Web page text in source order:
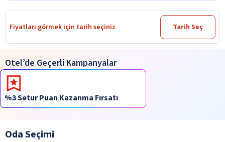
Fiyatları görmek için tarih seçiniz Tarih Seç
Otel’de Geçerli Kampanyalar
%3 Setur Puan Kazanma Fırsatı
Oda Seçimi